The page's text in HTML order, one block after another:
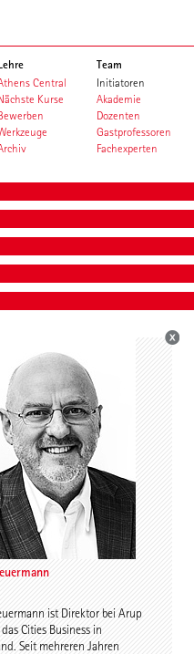
Central
Kurse
Team
Initiatoren
Akademie
Dozenten
Gastprofessoren
Fachexperten
ist Direktor bei Arup
Cities Business in
Seit mehreren Jahren
Ariane Wiegner
Gustav Düsing